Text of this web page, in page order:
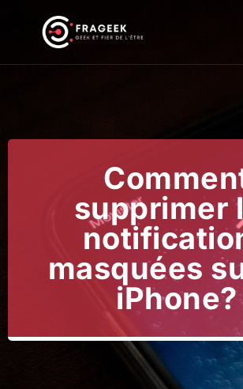
supprimer
masquées
iPhone?